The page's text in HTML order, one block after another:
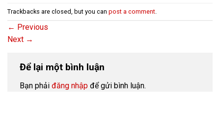
Trackbacks are closed, but you can post a comment
← Previous
Next →
Để lại một bình luận
Bạn phải đăng nhập để gửi bình luận.